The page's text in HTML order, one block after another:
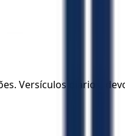
Versículos diários,